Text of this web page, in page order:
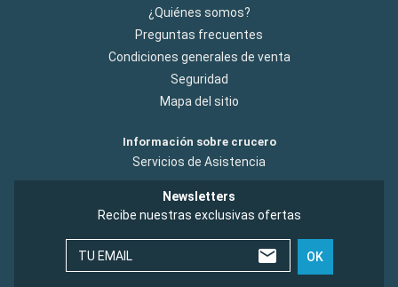
¿Quiénes somos?
Preguntas frecuentes
Condiciones generales de venta
Seguridad
Mapa del sitio
Información sobre crucero
Servicios de Asistencia
Newsletters
Recibe nuestras exclusivas ofertas
TU EMAIL OK